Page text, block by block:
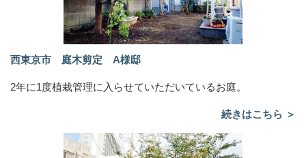
西東京市 庭木剪定 A様邸
2年に1度植栽管理に入らせていただいているお庭。
続きはこちら ＞